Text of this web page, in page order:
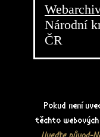
Národní
ČR
Pokud není
těchto